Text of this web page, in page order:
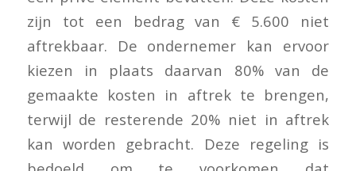
zijn tot een bedrag van € 5.600 niet
aftrekbaar. De ondernemer kan ervoor
kiezen in plaats daarvan 80% van de
gemaakte kosten in aftrek te brengen,
terwijl de resterende 20% niet in aftrek
kan worden gebracht. Deze regeling is